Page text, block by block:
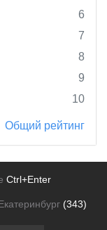
6
7
8
9
10
Общий рейтинг
Ctrl+Enter
(343)